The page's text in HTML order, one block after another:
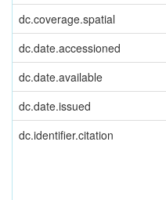
dc.coverage.spatial
dc.date.accessioned
dc.date.available
dc.date.issued
dc.identifier.citation